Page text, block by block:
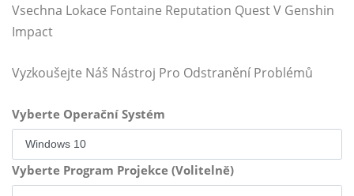
Vsechna Lokace Fontaine Reputation Quest V Genshin
Impact
Vyzkoušejte Náš Nástroj Pro Odstranění Problémů
Vyberte Operační Systém
Vyberte Program Projekce (Volitelně)